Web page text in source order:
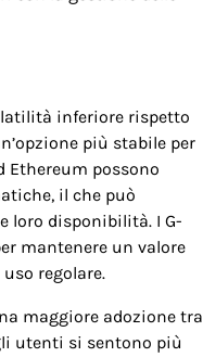
inferiore rispetto
più stabile per
Ethereum possono
il che può
loro disponibilità. I G-
mantenere un valore
regolare.
maggiore adozione tra
utenti si sentono più